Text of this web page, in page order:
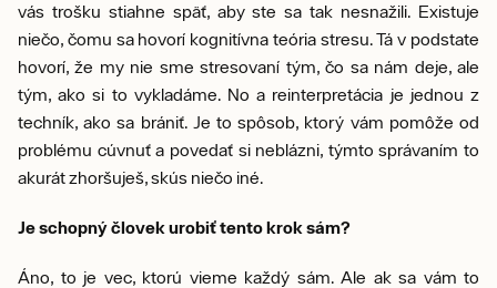
vás trošku stiahne späť, aby ste sa tak nesnažili. Existuje
niečo, čomu sa hovorí kognitívna teória stresu. Tá v podstate
hovorí, že my nie sme stresovaní tým, čo sa nám deje, ale
tým, ako si to vykladáme. No a reinterpretácia je jednou z
techník, ako sa brániť. Je to spôsob, ktorý vám pomôže od
problému cúvnuť a povedať si neblázni, týmto správaním to
akurát zhoršuješ, skús niečo iné.
Je schopný človek urobiť tento krok sám?
Áno, to je vec, ktorú vieme každý sám. Ale ak sa vám to